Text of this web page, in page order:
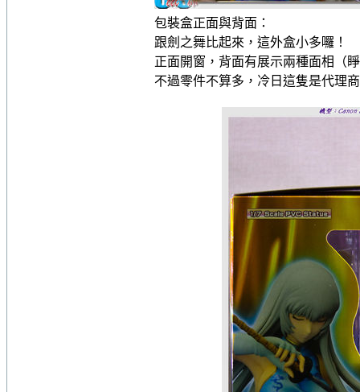
包裝盒正面與背面：
跟劍之舞比起來，這外盒小多囉！
正面開窗，背面有展示兩種面相（
不過零件不算多，冷日這隻是代理